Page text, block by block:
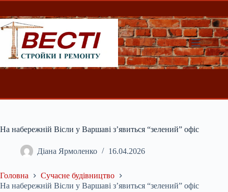
Перейти
вмісту
На набережній Вісли у Варшаві з’явиться “зелений” офіс
Діана Ярмоленко 16.04.2026
Головна
Сучасне будівництво
На набережній Вісли у Варшаві з’явиться “зелений” офіс